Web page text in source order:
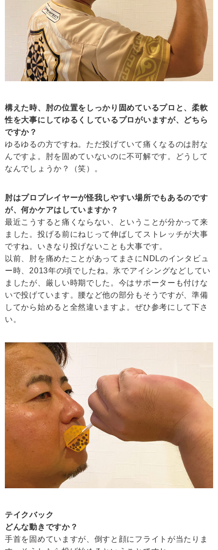
構えた時、肘の位置をしっかり固めているプロと、柔軟
性を大事にしてゆるくしているプロがいますが、どちら
ですか？
ゆるゆるの方ですね。ただ投げていて痛くなるのは肘な
んですよ。肘を固めていないのに不可解です。どうして
なんでしょうか？（笑）。
肘はプロプレイヤーが怪我しやすい場所でもあるのです
が、何かケアはしていますか？
最近こうすると痛くならない、ということが分かって来
ました。投げる前にねじって伸ばしてストレッチが大事
ですね。いきなり投げないことも大事です。
以前、肘を痛めたことがあってまさにNDLのインタビュ
ー時、2013年の頃でしたね。氷でアイシングなどしてい
ましたが、厳しい時期でした。今はサポーターも付けな
いで投げています。腰など他の部分もそうですが、準備
してから始めると全然違いますよ。ぜひ参考にして下さ
い。
テイクバック
どんな動きですか？
手首を固めていますが、倒すと顔にフライトが当たりま